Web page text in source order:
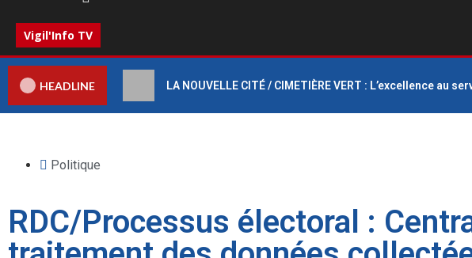
Vigil'Info TV
HEADLINE LA NOUVELLE CITÉ / CIMETIÈRE VERT : L’excellence au
Politique
RDC/Processus électoral :